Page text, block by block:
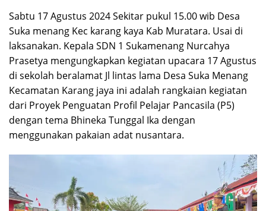
Sabtu 17 Agustus 2024 Sekitar pukul 15.00 wib Desa
Suka menang Kec karang kaya Kab Muratara. Usai di
laksanakan. Kepala SDN 1 Sukamenang Nurcahya
Prasetya mengungkapkan kegiatan upacara 17 Agustus
di sekolah beralamat Jl lintas lama Desa Suka Menang
Kecamatan Karang jaya ini adalah rangkaian kegiatan
dari Proyek Penguatan Profil Pelajar Pancasila (P5)
dengan tema Bhineka Tunggal Ika dengan
menggunakan pakaian adat nusantara.